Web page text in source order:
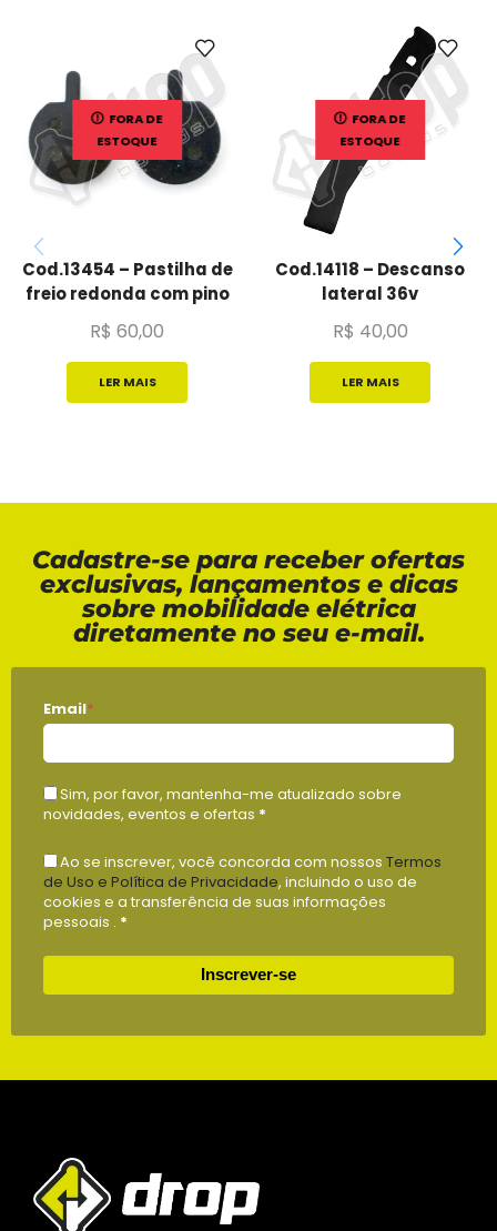
FORA DE
ESTOQUE
Cod.13454 – Pastilha de
freio redonda com pino
R$ 60,00
LER MAIS
FORA DE
ESTOQUE
Cod.14118 – Descanso
lateral 36v
R$ 40,00
LER MAIS
Cadastre-se para receber ofertas
exclusivas, lançamentos e dicas
sobre mobilidade elétrica
diretamente no seu e-mail.
Email*
Sim, por favor, mantenha-me atualizado sobre
novidades, eventos e ofertas *
Ao se inscrever, você concorda com nossos Termos
de Uso e Política de Privacidade, incluindo o uso de
cookies e a transferência de suas informações
pessoais . *
Inscrever-se